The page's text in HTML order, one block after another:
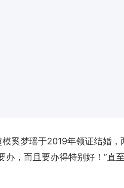
奚梦瑶于2019年领证结婚
办，而且要办得特别好！”